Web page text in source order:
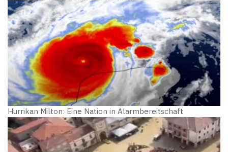
Hurrikan Milton: Eine Nation in Alarmbereitschaft